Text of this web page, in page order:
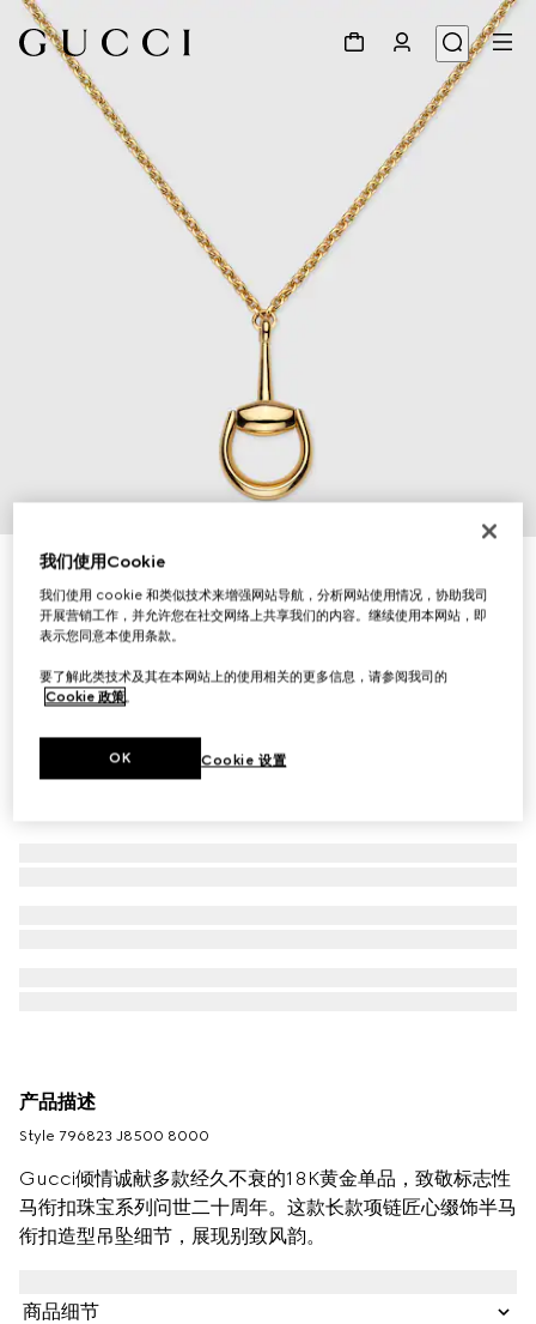
Gucci Horsebit系列18K金长款项链
€ 7.200
产品描述
Style ‎796823 J8500 8000
Gucci倾情诚献多款经久不衰的18K黄金单品，致敬标志性
马衔扣珠宝系列问世二十周年。这款长款项链匠心缀饰半马
衔扣造型吊坠细节，展现别致风韵。
商品细节
我们使用Cookie
我们使用 cookie 和类似技术来增强网站导航，分析网站使用情况，协助我司
开展营销工作，并允许您在社交网络上共享我们的内容。继续使用本网站，即
表示您同意本使用条款。
要了解此类技术及其在本网站上的使用相关的更多信息，请参阅我司的
Cookie 政策。
Cookie 设置
OK